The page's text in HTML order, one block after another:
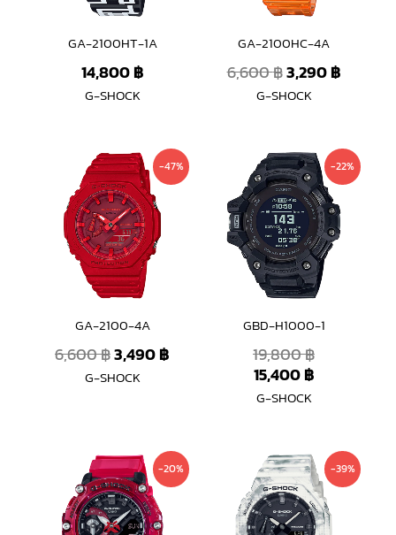
GA-2100HT-1A
14,800฿
G-SHOCK
GA-2100HC-4A
6,600฿3,290฿
G-SHOCK
-47%
GA-2100-4A
6,600฿
Original
price
was:
6,600 ฿.
3,490฿
Current
price
3,490 ฿.
G-SHOCK
-22%
GBD-H1000-1
19,800฿
Original
price
was:
19,800 ฿.
15,400฿
Current
price
is:
15,400 ฿.
G-SHOCK
-20%
Original
price
was:
9,800 ฿.
Current
price
-39%
Original
price
was:
9,800 ฿.
price